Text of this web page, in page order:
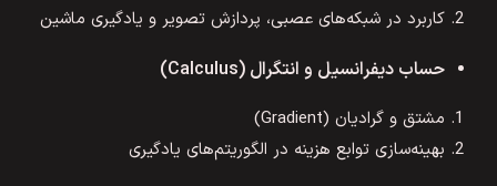
کاربرد در شبکه‌های عصبی، پردازش تصویر و یادگیری ماشین
حساب دیفرانسیل و انتگرال (Calculus)
مشتق و گرادیان (Gradient)
بهینه‌سازی توابع هزینه در الگوریتم‌های یادگیری